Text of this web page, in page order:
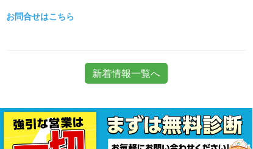
お問合せはこちら
新着情報一覧へ